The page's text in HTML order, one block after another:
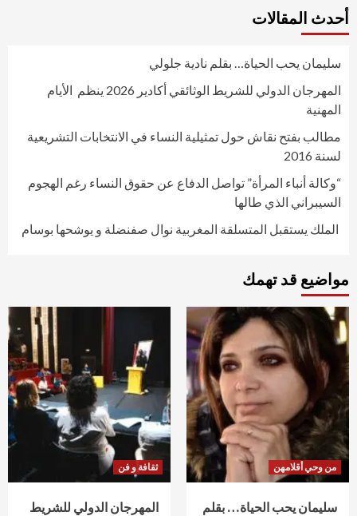
أحدث المقالات
سليمان يحب الحياة… بقلم نادية جلولي
المهرجان الدولي للشريط الوثائقي أكادير 2026 ينظم الأيام
المهنية
مطالب بفتح نقاش حول تمثيلية النساء في الانتخابات التشريعية
لسنة 2016
“وكالة أنباء المرأة” تواصل الدفاع عن حقوق النساء رغم الهجوم
السيبراني الذي طالها
الملك يستقبل المتسلقة المغربية نوال صفنضلة و يوشحها بوسام
مواضيع قد تهمك
من وحي أقلامهن
سليمان يحب الحياة… بقلم
ثقافة و فن
المهرجان الدولي للشريط